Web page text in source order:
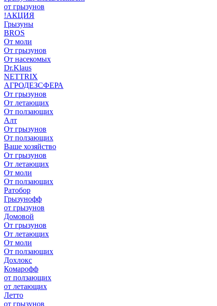
от грызунов
!АКЦИЯ
Грызуны
BROS
От моли
От грызунов
От насекомых
Dr.Klaus
NETTRIX
АГРОДЕЗСФЕРА
От грызунов
От летающих
От ползающих
Алт
От грызунов
От ползающих
Ваше хозяйство
От грызунов
От летающих
От моли
От ползающих
Ратобор
Грызунофф
от грызунов
Домовой
От грызунов
От летающих
От моли
От ползающих
Дохлокс
Комарофф
от ползающих
от летающих
Летто
от грызунов